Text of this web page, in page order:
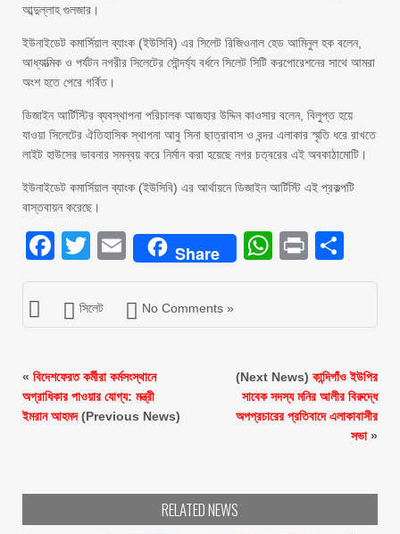
আব্দুল্লাহ গুলজার।
ইউনাইডেট কমার্সিয়াল ব্যাংক (ইউসিবি) এর সিলেট রিজিওনাল হেড আমিনুল হক বলেন,
আধ্যাত্মিক ও পর্যটন নগরীর সিলেটের সৌন্দর্য্য বর্ধনে সিলেট সিটি করপোরেশনের সাথে আমরা
অংশ হতে পেরে গর্বিত।
ডিজাইন আর্টিস্টির ব্যবস্থাপনা পরিচালক আজহার উদ্দিন কাওসার বলেন, বিলুপ্ত হয়ে
যাওয়া সিলেটের ঐতিহাসিক স্থাপনা আবু সিনা ছাত্রাবাস ও বন্দর এলাকার স্মৃতি ধরে রাখতে
লাইট হাউসের ভাবনার সমন্বয় করে নির্মান করা হয়েছে নগর চত্বরের এই অবকাঠামোটি।
ইউনাইডেট কমার্সিয়াল ব্যাংক (ইউসিবি) এর আর্থায়নে ডিজাইন আর্টিস্টি এই প্রকল্পটি
বাস্তবায়ন করেছে।
Facebook
Twitter
EmailShare Print
সিলেট No Comments »
« বিদেশফেরত কর্মীরা কর্মসংস্থানে
অগ্রাধিকার পাওয়ার যোগ্য: মন্ত্রী
ইমরান আহমদ(Previous News)
(Next News) কান্দিগাঁও ইউপির
সাবেক সদস্য মনির আলীর বিরুদ্ধে
অপপ্রচারের প্রতিবাদে এলাকাবাসীর
সভা»
RELATED NEWS